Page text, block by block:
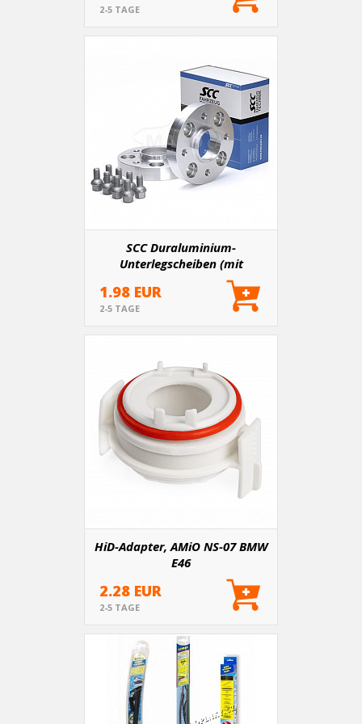
2-5 TAGE
SCC Duraluminium-
Unterlegscheiben (mit
Homologation) für
Achsverlängerung inklusive
1.98 EUR
2-5 TAGE
HiD-Adapter, AMiO NS-07 BMW
E46
2.28 EUR
2-5 TAGE